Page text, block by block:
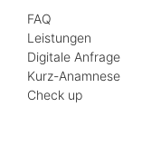
FAQ
Leistungen
Digitale Anfrage
Kurz-Anamnese
Check up